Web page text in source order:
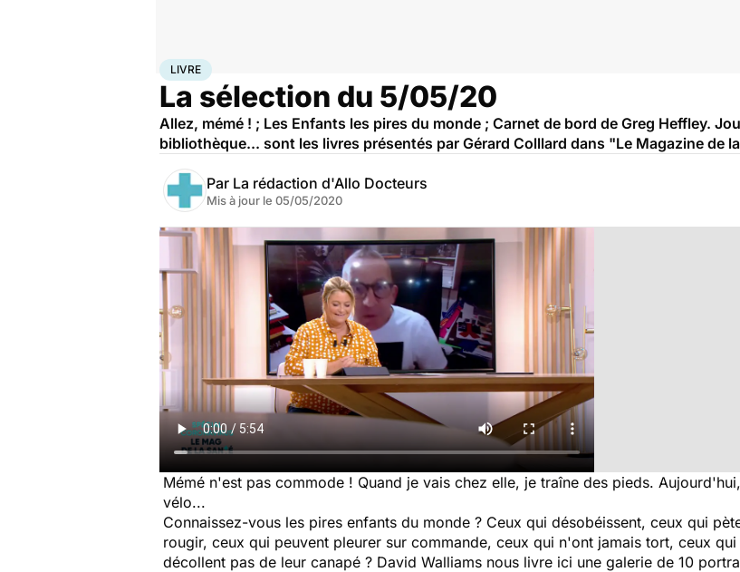
AccueilSanté
LIVRE
La sélection du 5/05/20
Allez, mémé ! ; Les Enfants les pires du monde ; Carnet de bord de Greg Heffley.
bibliothèque... sont les livres présentés par Gérard Colllard dans "Le Magazine de
Par La rédaction d'Allo Docteurs
Mis à jour le 05/05/2020
Mémé n'est pas commode ! Quand je vais chez elle, je traîne des pieds.
vélo...
Connaissez-vous les pires enfants du monde ? Ceux qui désobéissent, ceux qui
rougir, ceux qui peuvent pleurer sur commande, ceux qui n'ont jamais tort, ceux
décollent pas de leur canapé ? David Walliams nous livre ici une galerie de 10